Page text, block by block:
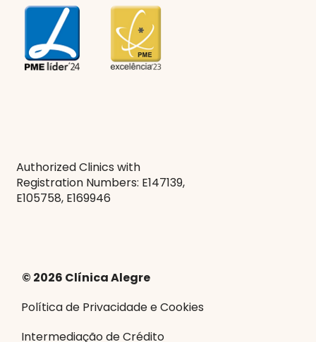
Authorized Clinics with
Registration Numbers: E147139,
E105758, E169946
© 2026 Clínica Alegre
Política de Privacidade e Cookies
Intermediação de Crédito